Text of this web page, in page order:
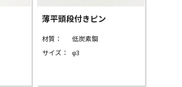
薄平頭段付きピン
材質：
低炭素鋼
サイズ：
φ3